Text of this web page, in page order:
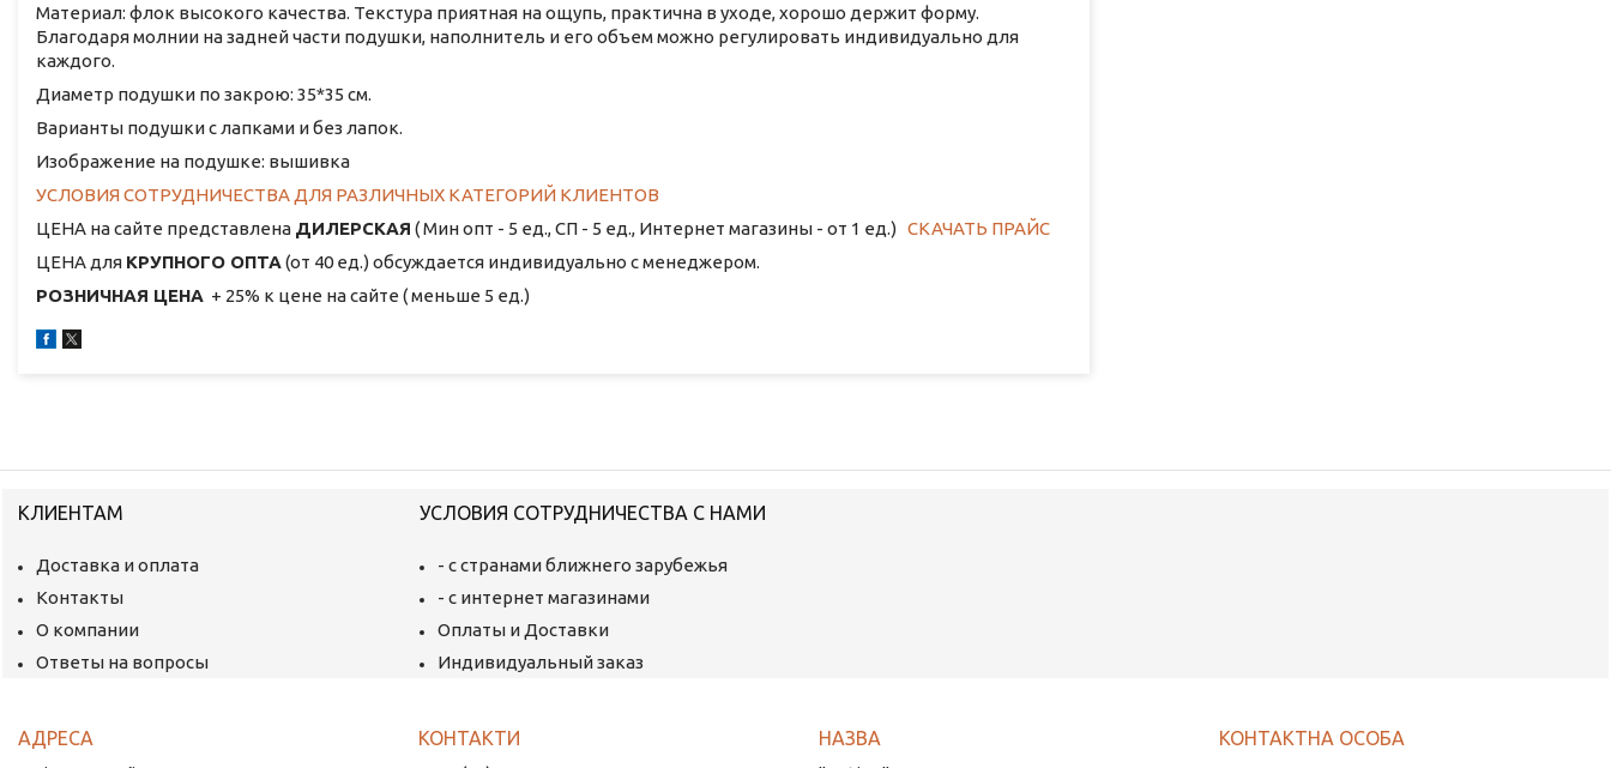
Материал: флок высокого качества. Текстура приятная на ощупь, практична в уходе, хорошо держит форму.
Благодаря молнии на задней части подушки, наполнитель и его объем можно регулировать индивидуально для
каждого.
Диаметр подушки по закрою: 35*35 см.
Варианты подушки с лапками и без лапок.
Изображение на подушке: вышивка
УСЛОВИЯ СОТРУДНИЧЕСТВА ДЛЯ РАЗЛИЧНЫХ КАТЕГОРИЙ КЛИЕНТОВ
ЦЕНА на сайте представлена ДИЛЕРСКАЯ ( Мин опт - 5 ед., СП - 5 ед., Интернет магазины - от 1 ед.) СКАЧАТЬ ПРАЙС
ЦЕНА для КРУПНОГО ОПТА(от 40 ед.) обсуждается индивидуально с менеджером.
РОЗНИЧНАЯ ЦЕНА + 25% к цене на сайте ( меньше 5 ед.)
КЛИЕНТАМ
Доставка и оплата
Контакты
О компании
Ответы на вопросы
УСЛОВИЯ СОТРУДНИЧЕСТВА С НАМИ
- с странами ближнего зарубежья
- с интернет магазинами
Оплаты и Доставки
Индивидуальный заказ